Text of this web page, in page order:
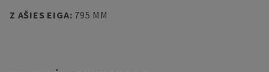
Z AŠIES EIGA: 795 MM